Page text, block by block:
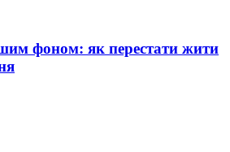
фоном: як перестати жити